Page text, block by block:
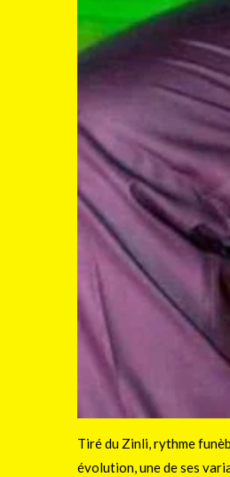
Tiré du Zinli, rythme
évolution, une de ses